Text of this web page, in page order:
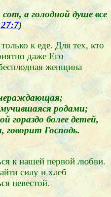
а голодной душе все
)
к еде. Для тех, кто
даже Его
женщина
нераждающая;
мучившаяся родами;
гораздо более детей,
Господь.
к нашей первой любви.
силу и хлеб
невестой.